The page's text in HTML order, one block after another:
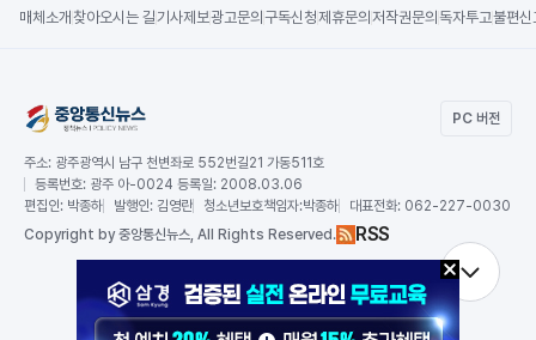
매체소개 찾아오시는 길기사제보광고문의 구독신청제휴문의 저작권문의 독자투고불편신
PC 버전
주소: 광주광역시 남구 천변좌로 552번길21 가동511호
등록번호: 광주 아-0024 등록일: 2008.03.06
편집인: 박종하 발행인: 김영란 청소년보호책임자:박종하 대표전화: 062-227-0030
Copyright by 중앙통신뉴스, All Rights Reserved. RSS